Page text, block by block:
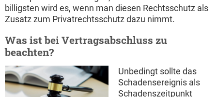
billigsten wird es, wenn man diesen Rechtsschutz als
Zusatz zum Privatrechtsschutz dazu nimmt.
Was ist bei Vertragsabschluss zu
beachten?
Unbedingt sollte das
Schadensereignis als
Schadenszeitpunkt